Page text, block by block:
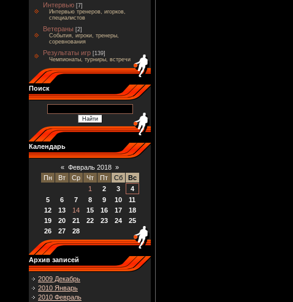
Интервью [7]
Интервью тренеров, игорков,
специалистов
Ветераны [2]
События, игроки, тренеры,
соревнования
Результаты игр [139]
Чемпионаты, турниры, встречи
Поиск
Календарь
« Февраль 2018 »
Пн
Вт Ср Чт Пт Сб
Вс
1
2 3
4
5
6 7 8 9 10
11
12
13 14 15 16 17
18
19
20 21 22 23 24
25
26
27 28
Архив записей
2009 Декабрь
2010 Январь
2010 Февраль